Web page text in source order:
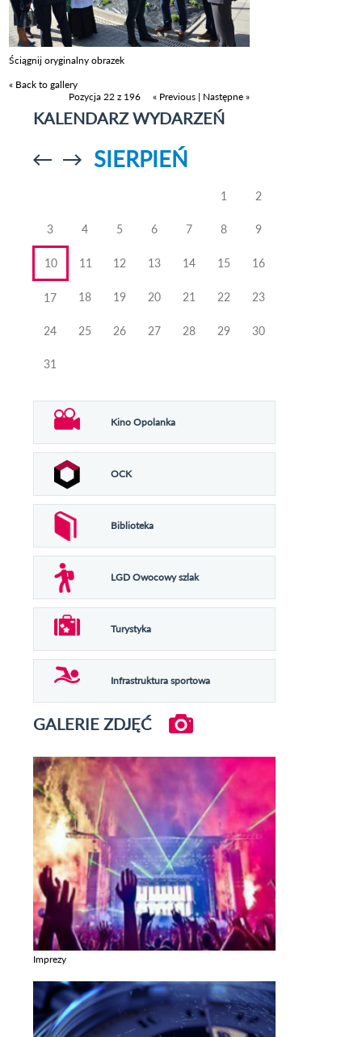
Ściągnij oryginalny obrazek
« Back to gallery
Pozycja 22 z 196
« Previous | Następne »
KALENDARZ WYDARZEŃ
Przejdź doPrzejdź do
SIERPIEŃ
1 2
3 4 5 6 7 8 9
10 11 12 13 14 15 16
17 18 19 20 21 22 23
24 25 26 27 28 29 30
31
Kino Opolanka
OCK
Biblioteka
LGD Owocowy szlak
Turystyka
Infrastruktura sportowa
GALERIE ZDJĘĆ
Imprezy